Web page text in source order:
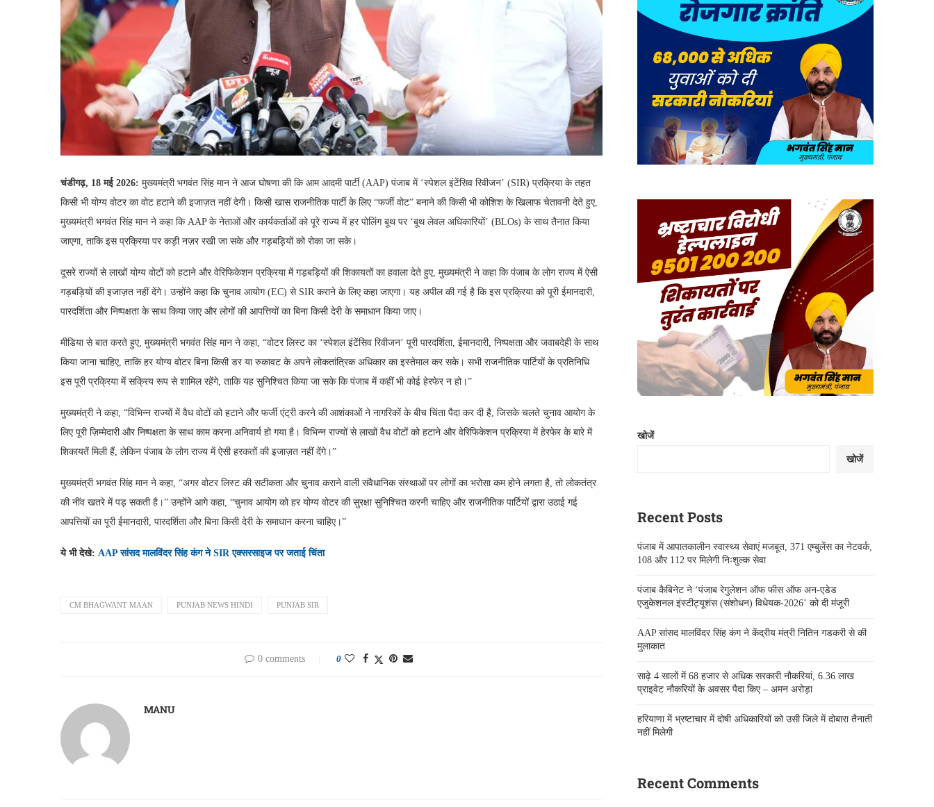
चंडीगढ़, 18 मई 2026: मुख्यमंत्री भगवंत सिंह मान ने आज घोषणा की कि आम आदमी पार्टी (AAP) पंजाब में ‘स्पेशल इंटेंसिव रिवीजन’ (SIR) प्रक्रिया के तहत
किसी भी योग्य वोटर का वोट हटाने की इजाज़त नहीं देगी। किसी खास राजनीतिक पार्टी के लिए “फर्जी वोट” बनाने की किसी भी कोशिश के खिलाफ चेतावनी देते हुए,
मुख्यमंत्री भगवंत सिंह मान ने कहा कि AAP के नेताओं और कार्यकर्ताओं को पूरे राज्य में हर पोलिंग बूथ पर ‘बूथ लेवल अधिकारियों’ (BLOs) के साथ तैनात किया
जाएगा, ताकि इस प्रक्रिया पर कड़ी नज़र रखी जा सके और गड़बड़ियों को रोका जा सके।
दूसरे राज्यों से लाखों योग्य वोटों को हटाने और वेरिफिकेशन प्रक्रिया में गड़बड़ियों की शिकायतों का हवाला देते हुए, मुख्यमंत्री ने कहा कि पंजाब के लोग राज्य में ऐसी
गड़बड़ियों की इजाज़त नहीं देंगे। उन्होंने कहा कि चुनाव आयोग (EC) से SIR कराने के लिए कहा जाएगा। यह अपील की गई है कि इस प्रक्रिया को पूरी ईमानदारी,
पारदर्शिता और निष्पक्षता के साथ किया जाए और लोगों की आपत्तियों का बिना किसी देरी के समाधान किया जाए।
मीडिया से बात करते हुए, मुख्यमंत्री भगवंत सिंह मान ने कहा, “वोटर लिस्ट का ‘स्पेशल इंटेंसिव रिवीजन’ पूरी पारदर्शिता, ईमानदारी, निष्पक्षता और जवाबदेही के साथ
किया जाना चाहिए, ताकि हर योग्य वोटर बिना किसी डर या रुकावट के अपने लोकतांत्रिक अधिकार का इस्तेमाल कर सके। सभी राजनीतिक पार्टियों के प्रतिनिधि
इस पूरी प्रक्रिया में सक्रिय रूप से शामिल रहेंगे, ताकि यह सुनिश्चित किया जा सके कि पंजाब में कहीं भी कोई हेरफेर न हो।”
मुख्यमंत्री ने कहा, “विभिन्न राज्यों में वैध वोटों को हटाने और फर्जी एंट्री करने की आशंकाओं ने नागरिकों के बीच चिंता पैदा कर दी है, जिसके चलते चुनाव आयोग के
लिए पूरी ज़िम्मेदारी और निष्पक्षता के साथ काम करना अनिवार्य हो गया है। विभिन्न राज्यों से लाखों वैध वोटों को हटाने और वेरिफिकेशन प्रक्रिया में हेरफेर के बारे में
शिकायतें मिली हैं, लेकिन पंजाब के लोग राज्य में ऐसी हरकतों की इजाज़त नहीं देंगे।”
मुख्यमंत्री भगवंत सिंह मान ने कहा, “अगर वोटर लिस्ट की सटीकता और चुनाव कराने वाली संवैधानिक संस्थाओं पर लोगों का भरोसा कम होने लगता है, तो लोकतंत्र
की नींव खतरे में पड़ सकती है।” उन्होंने आगे कहा, “चुनाव आयोग को हर योग्य वोटर की सुरक्षा सुनिश्चित करनी चाहिए और राजनीतिक पार्टियों द्वारा उठाई गई
आपत्तियों का पूरी ईमानदारी, पारदर्शिता और बिना किसी देरी के समाधान करना चाहिए।”
ये भी देखे: AAP सांसद मालविंदर सिंह कंग ने SIR एक्सरसाइज पर जताई चिंता
CM BHAGWANT MAAN PUNJAB NEWS HINDI PUNJAB SIR
0 comments 0
MANU
खोजें
खोजें
Recent Posts
पंजाब में आपातकालीन स्वास्थ्य सेवाएं मजबूत, 371 एम्बुलेंस का नेटवर्क,
108 और 112 पर मिलेगी निःशुल्क सेवा
पंजाब कैबिनेट ने ‘पंजाब रेगुलेशन ऑफ फीस ऑफ अन-एडेड
एजुकेशनल इंस्टीट्यूशंस (संशोधन) विधेयक-2026’ को दी मंजूरी
AAP सांसद मालविंदर सिंह कंग ने केंद्रीय मंत्री नितिन गडकरी से की
मुलाकात
साढ़े 4 सालों में 68 हजार से अधिक सरकारी नौकरियां, 6.36 लाख
प्राइवेट नौकरियों के अवसर पैदा किए – अमन अरोड़ा
हरियाणा में भ्रष्टाचार में दोषी अधिकारियों को उसी जिले में दोबारा तैनाती
नहीं मिलेगी
Recent Comments